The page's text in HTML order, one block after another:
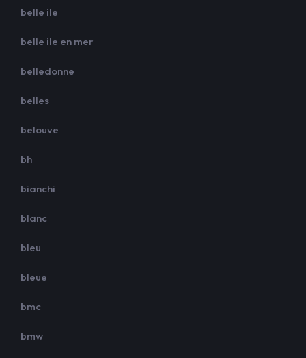
belle ile
belle ile en mer
belledonne
belles
belouve
bh
bianchi
blanc
bleu
bleue
bmc
bmw